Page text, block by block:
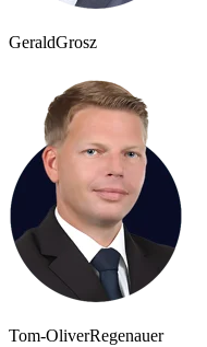
GeraldGrosz
Tom-OliverRegenauer